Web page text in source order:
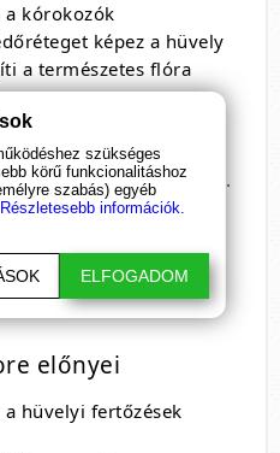
a kórokozók
képez a hüvely
a természetes flóra
az anyagok táplálják a
így támogatják a
és fenntartását.
biztosítja, hogy a
előnyei
hüvelyi fertőzések
szükséges
körű funkcionalitáshoz
szabás) egyéb
Részletesebb információk.
ELFOGADOM